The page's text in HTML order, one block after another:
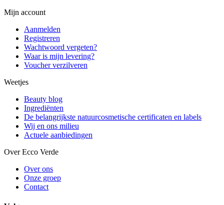
Mijn account
Aanmelden
Registreren
Wachtwoord vergeten?
Waar is mijn levering?
Voucher verzilveren
Weetjes
Beauty blog
Ingrediënten
De belangrijkste natuurcosmetische certificaten en labels
Wij en ons milieu
Actuele aanbiedingen
Over Ecco Verde
Over ons
Onze groep
Contact